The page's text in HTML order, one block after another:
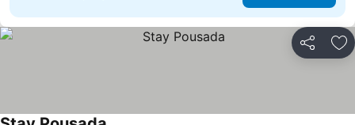
Partilhar